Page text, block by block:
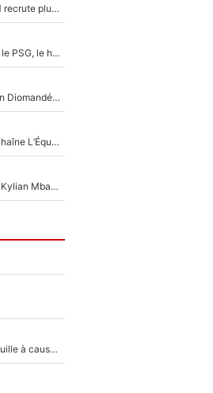
«Le budget a augmenté» : Decathlon-CMA CGM recrute plusieurs coureurs pour offrir à Paul Seixas une équipe pour gagner le Tour de France 2027
«Le suicide de Ferran Torres» : En partance pour le PSG, le héros de la finale de la Coupe du monde s'attire les foudres de la presse espagnole !
Antoine Griezmann et N'Golo Kanté : Comme Yan Diomandé, les deux champions du monde ont refusé de signer au PSG !
Un chroniqueur de L’Équipe du Soir viré par La Chaîne L’Équipe : Même Olivier Ménard n’avait pas pu empêcher son départ, «je l’ai appris sur Twitter, je l’ai vécu assez mal»
Loin du Real Madrid et du PSG, les inséparables Kylian Mbappé et Achraf Hakimi changent d'équipe le temps d'une journée !
«Détester à vie», Stéphane Guy dans une embrouille à cause du PSG !